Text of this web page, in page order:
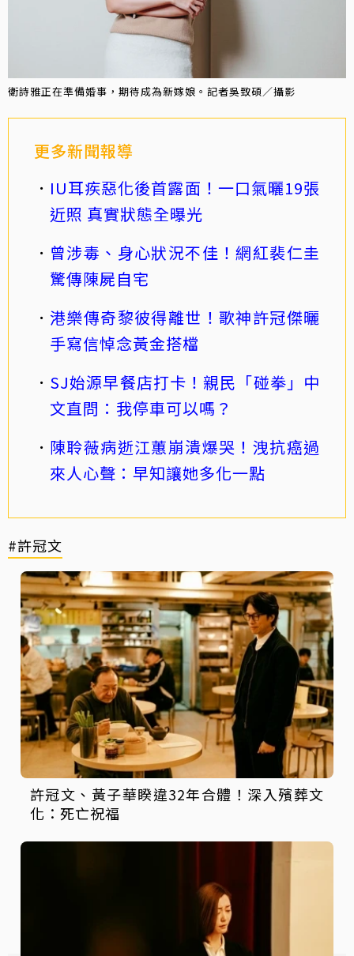
衛詩雅正在準備婚事，期待成為新嫁娘。記者吳致碩／攝影
更多新聞報導
IU耳疾惡化後首露面！一口氣曬19張
近照 真實狀態全曝光
曾涉毒、身心狀況不佳！網紅裴仁圭
驚傳陳屍自宅
港樂傳奇黎彼得離世！歌神許冠傑曬
手寫信悼念黃金搭檔
SJ始源早餐店打卡！親民「碰拳」中
文直問：我停車可以嗎？
陳聆薇病逝江蕙崩潰爆哭！洩抗癌過
來人心聲：早知讓她多化一點
#許冠文
許冠文、黃子華睽違32年合體！深入殯葬文
化：死亡祝福